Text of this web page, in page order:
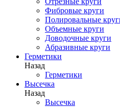
Фибровые круги
Полировальные
Объемные круги
Доводочные круги
Абразивные круги
Герметики
Назад
Герметики
Высечка
Назад
Высечка